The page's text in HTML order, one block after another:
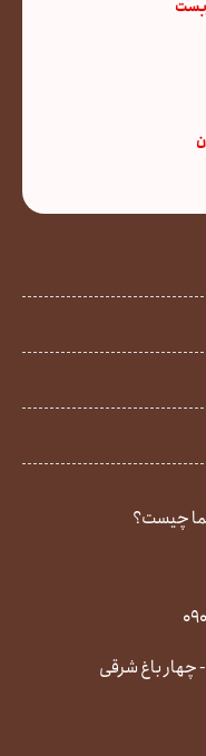
چیست؟
چهار باغ شرقی